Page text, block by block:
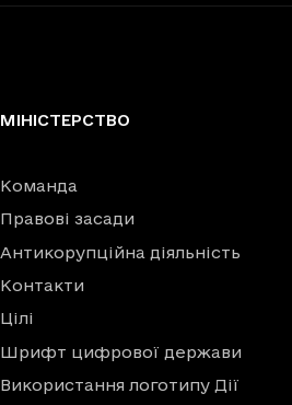
МІНІСТЕРСТВО
Команда
Правові засади
Антикорупційна діяльність
Контакти
Цілі
Шрифт цифрової держави
Використання логотипу Дії